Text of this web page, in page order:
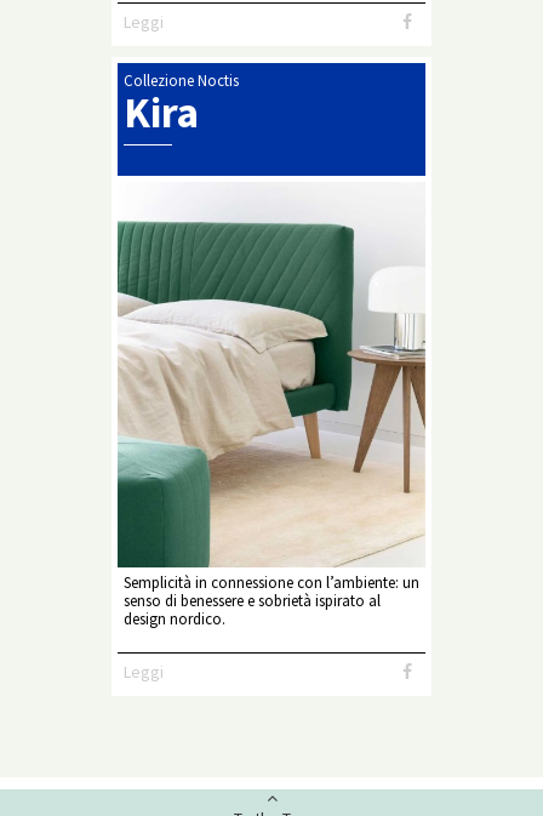
Leggi
Collezione Noctis
Kira
Semplicità in connessione con l’ambiente: un
senso di benessere e sobrietà ispirato al
design nordico.
Leggi